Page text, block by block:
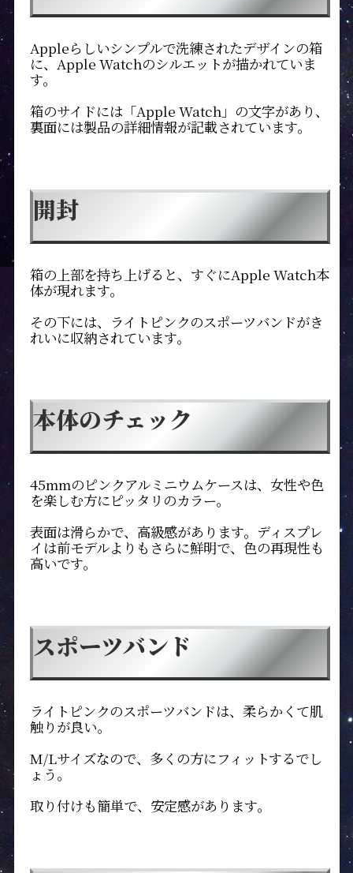
Appleらしいシンプルで洗練されたデザインの箱
に、Apple Watchのシルエットが描かれていま
す。
箱のサイドには「Apple Watch」の文字があり、
裏面には製品の詳細情報が記載されています。
開封
箱の上部を持ち上げると、すぐにApple Watch本
体が現れます。
その下には、ライトピンクのスポーツバンドがき
れいに収納されています。
本体のチェック
45mmのピンクアルミニウムケースは、女性や色
を楽しむ方にピッタリのカラー。
表面は滑らかで、高級感があります。ディスプレ
イは前モデルよりもさらに鮮明で、色の再現性も
高いです。
スポーツバンド
ライトピンクのスポーツバンドは、柔らかくて肌
触りが良い。
M/Lサイズなので、多くの方にフィットするでし
ょう。
取り付けも簡単で、安定感があります。